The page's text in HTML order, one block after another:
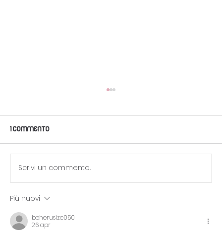
per Matrimoni, Feste e Altre
Celebrazioni 💅🎉
1 commento
Scrivi un commento...
Più nuovi
beherusize050
26 apr